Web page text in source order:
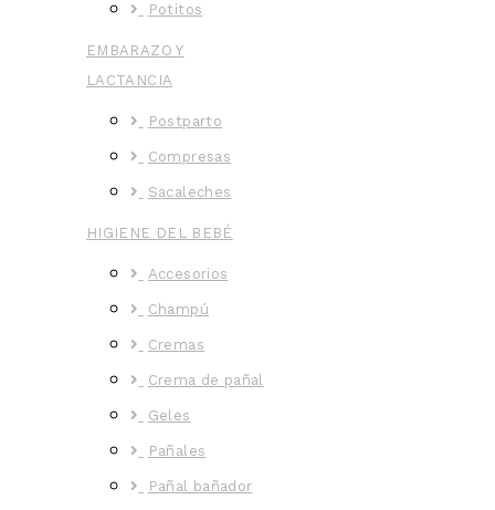
Potitos
EMBARAZO Y
LACTANCIA
Postparto
Compresas
Sacaleches
HIGIENE DEL BEBÉ
Accesorios
Champú
Cremas
Crema de pañal
Geles
Pañales
Pañal bañador